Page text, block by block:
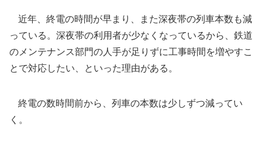
近年、終電の時間が早まり、また深夜帯の列車本数も減
っている。深夜帯の利用者が少なくなっているから、鉄道
のメンテナンス部門の人手が足りずに工事時間を増やすこ
とで対応したい、といった理由がある。
終電の数時間前から、列車の本数は少しずつ減ってい
く。